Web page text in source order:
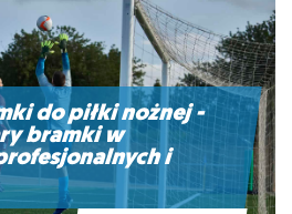
do piłki nożnej -
bramki w
i